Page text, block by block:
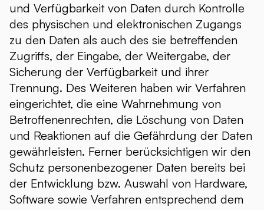
und Verfügbarkeit von Daten durch Kontrolle
des physischen und elektronischen Zugangs
zu den Daten als auch des sie betreffenden
Zugriffs, der Eingabe, der Weitergabe, der
Sicherung der Verfügbarkeit und ihrer
Trennung. Des Weiteren haben wir Verfahren
eingerichtet, die eine Wahrnehmung von
Betroffenenrechten, die Löschung von Daten
und Reaktionen auf die Gefährdung der Daten
gewährleisten. Ferner berücksichtigen wir den
Schutz personenbezogener Daten bereits bei
der Entwicklung bzw. Auswahl von Hardware,
Software sowie Verfahren entsprechend dem